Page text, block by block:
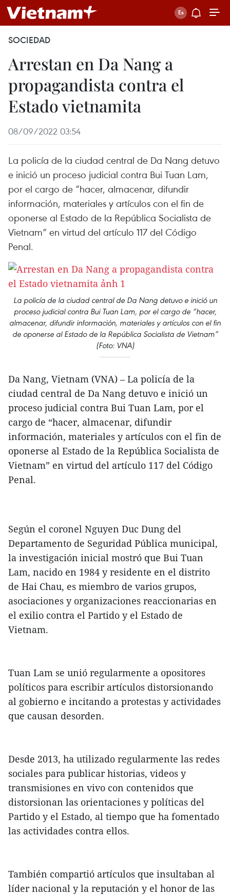
SOCIEDAD
Arrestan en Da Nang a
propagandista contra el
Estado vietnamita
08/09/2022 03:54
La policía de la ciudad central de Da Nang detuvo
e inició un proceso judicial contra Bui Tuan Lam,
por el cargo de “hacer, almacenar, difundir
información, materiales y artículos con el fin de
oponerse al Estado de la República Socialista de
Vietnam” en virtud del artículo 117 del Código
Penal.
La policía de la ciudad central de Da Nang detuvo e inició un
proceso judicial contra Bui Tuan Lam, por el cargo de “hacer,
almacenar, difundir información, materiales y artículos con el fin
de oponerse al Estado de la República Socialista de Vietnam”
(Foto: VNA)
Da Nang, Vietnam (VNA) – La policía de la
ciudad central de Da Nang detuvo e inició un
proceso judicial contra Bui Tuan Lam, por el
cargo de “hacer, almacenar, difundir
información, materiales y artículos con el fin de
oponerse al Estado de la República Socialista de
Vietnam” en virtud del artículo 117 del Código
Penal.
Según el coronel Nguyen Duc Dung del
Departamento de Seguridad Pública municipal,
la investigación inicial mostró que Bui Tuan
Lam, nacido en 1984 y residente en el distrito
de Hai Chau, es miembro de varios grupos,
asociaciones y organizaciones reaccionarias en
el exilio contra el Partido y el Estado de
Vietnam.
Tuan Lam se unió regularmente a opositores
políticos para escribir artículos distorsionando
al gobierno e incitando a protestas y actividades
que causan desorden.
Desde 2013, ha utilizado regularmente las redes
sociales para publicar historias, videos y
transmisiones en vivo con contenidos que
distorsionan las orientaciones y políticas del
Partido y el Estado, al tiempo que ha fomentado
las actividades contra ellos.
También compartió artículos que insultaban al
líder nacional y la reputación y el honor de las